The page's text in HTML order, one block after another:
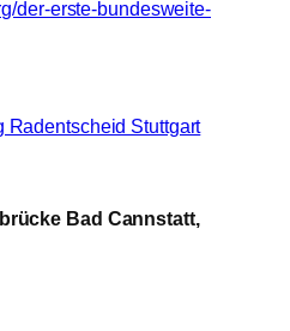
der-erste-bundesweite-
Bad Cannstatt,